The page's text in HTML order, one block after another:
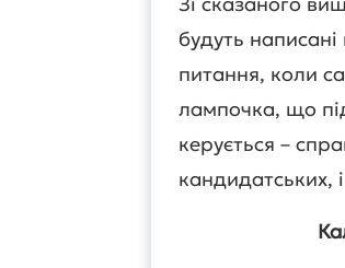
будуть
питання, коли
лампочка, що
керується –
кандидатських,